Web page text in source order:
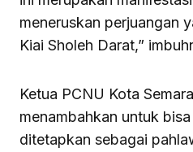
meneruskan perjuangan
Kiai Sholeh Darat,”
Ketua PCNU Kota
menambahkan untuk
ditetapkan sebagai